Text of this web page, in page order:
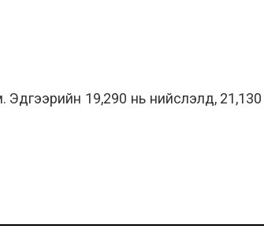
Эдгээрийн 19,290 нь нийслэлд,